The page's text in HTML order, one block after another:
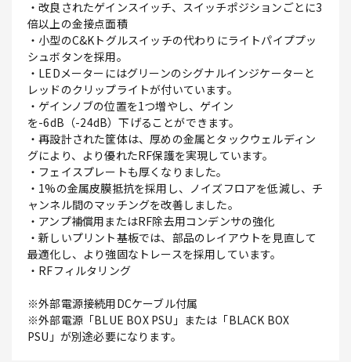
・改良されたゲインスイッチ、スイッチポジションごとに3
倍以上の金接点面積
・小型のC&Kトグルスイッチの代わりにライトパイププッ
シュボタンを採用。
・LEDメーターにはグリーンのシグナルインジケーターと
レッドのクリップライトが付いています。
・ゲインノブの位置を1つ増やし、ゲイン
を-6dB（-24dB）下げることができます。
・再設計された筐体は、厚めの金属とタックウェルディン
グにより、より優れたRF保護を実現しています。
・フェイスプレートも厚くなりました。
・1%の金属皮膜抵抗を採用し、ノイズフロアを低減し、チ
ャンネル間のマッチングを改善しました。
・アンプ補償用またはRF除去用コンデンサの強化
・新しいプリント基板では、部品のレイアウトを見直して
最適化し、より強固なトレースを採用しています。
・RFフィルタリング
※外部電源接続用DCケーブル付属
※外部電源「BLUE BOX PSU」または「BLACK BOX
PSU」が別途必要になります。